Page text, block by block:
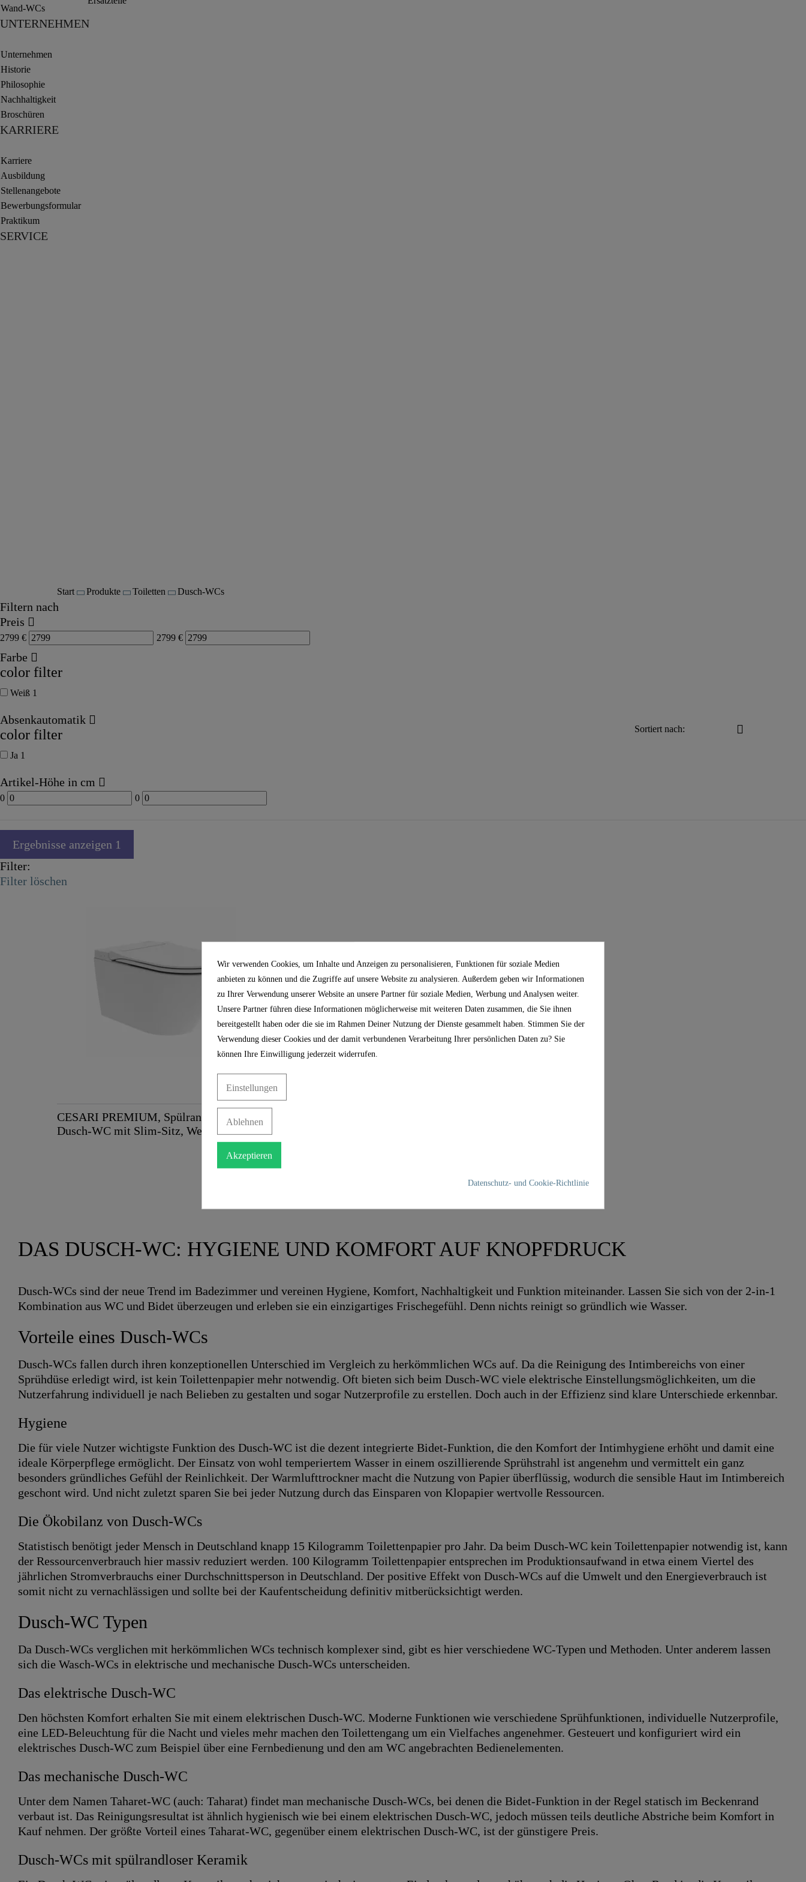
Wand-WCs
UNTERNEHMEN
Unternehmen
Historie
Philosophie
Nachhaltigkeit
Broschüren
KARRIERE
Karriere
Ausbildung
Stellenangebote
Bewerbungsformular
Praktikum
SERVICE
Start Produkte Toiletten Dusch-WCs
Filtern nach
Preis
2799 € 2799 €
Farbe
color filter
Weiß 1
Absenkautomatik
color filter
Ja 1
Artikel-Höhe in cm
0 0
Ergebnisse anzeigen 1
Sortiert nach:
Filter:
Filter löschen
CESARI PREMIUM, Spülrandloses
Dusch-WC mit Slim-Sitz, Weiß
2.799,00 €
DAS DUSCH-WC: HYGIENE UND KOMFORT AUF KNOPFDRUCK
Dusch-WCs sind der neue Trend im Badezimmer und vereinen Hygiene, Komfort, Nachhaltigkeit und Funktion miteinander. Lassen Sie sich von der 2-in-1
Kombination aus WC und Bidet überzeugen und erleben sie ein einzigartiges Frischegefühl. Denn nichts reinigt so gründlich wie Wasser.
Vorteile eines Dusch-WCs
Dusch-WCs fallen durch ihren konzeptionellen Unterschied im Vergleich zu herkömmlichen WCs auf. Da die Reinigung des Intimbereichs von einer
Sprühdüse erledigt wird, ist kein Toilettenpapier mehr notwendig. Oft bieten sich beim Dusch-WC viele elektrische Einstellungsmöglichkeiten, um die
Nutzerfahrung individuell je nach Belieben zu gestalten und sogar Nutzerprofile zu erstellen. Doch auch in der Effizienz sind klare Unterschiede erkennbar.
Hygiene
Die für viele Nutzer wichtigste Funktion des Dusch-WC ist die dezent integrierte Bidet-Funktion, die den Komfort der Intimhygiene erhöht und damit eine
ideale Körperpflege ermöglicht. Der Einsatz von wohl temperiertem Wasser in einem oszillierende Sprühstrahl ist angenehm und vermittelt ein ganz
besonders gründliches Gefühl der Reinlichkeit. Der Warmlufttrockner macht die Nutzung von Papier überflüssig, wodurch die sensible Haut im Intimbereich
geschont wird. Und nicht zuletzt sparen Sie bei jeder Nutzung durch das Einsparen von Klopapier wertvolle Ressourcen.
Die Ökobilanz von Dusch-WCs
Statistisch benötigt jeder Mensch in Deutschland knapp 15 Kilogramm Toilettenpapier pro Jahr. Da beim Dusch-WC kein Toilettenpapier notwendig ist, kann
der Ressourcenverbrauch hier massiv reduziert werden. 100 Kilogramm Toilettenpapier entsprechen im Produktionsaufwand in etwa einem Viertel des
jährlichen Stromverbrauchs einer Durchschnittsperson in Deutschland. Der positive Effekt von Dusch-WCs auf die Umwelt und den Energieverbrauch ist
somit nicht zu vernachlässigen und sollte bei der Kaufentscheidung definitiv mitberücksichtigt werden.
Dusch-WC Typen
Da Dusch-WCs verglichen mit herkömmlichen WCs technisch komplexer sind, gibt es hier verschiedene WC-Typen und Methoden. Unter anderem lassen
sich die Wasch-WCs in elektrische und mechanische Dusch-WCs unterscheiden.
Das elektrische Dusch-WC
Den höchsten Komfort erhalten Sie mit einem elektrischen Dusch-WC. Moderne Funktionen wie verschiedene Sprühfunktionen, individuelle Nutzerprofile,
eine LED-Beleuchtung für die Nacht und vieles mehr machen den Toilettengang um ein Vielfaches angenehmer. Gesteuert und konfiguriert wird ein
elektrisches Dusch-WC zum Beispiel über eine Fernbedienung und den am WC angebrachten Bedienelementen.
Das mechanische Dusch-WC
Unter dem Namen Taharet-WC (auch: Taharat) findet man mechanische Dusch-WCs, bei denen die Bidet-Funktion in der Regel statisch im Beckenrand
verbaut ist. Das Reinigungsresultat ist ähnlich hygienisch wie bei einem elektrischen Dusch-WC, jedoch müssen teils deutliche Abstriche beim Komfort in
Kauf nehmen. Der größte Vorteil eines Taharat-WC, gegenüber einem elektrischen Dusch-WC, ist der günstigere Preis.
Dusch-WCs mit spülrandloser Keramik
Wir verwenden Cookies, um Inhalte und Anzeigen zu personalisieren, Funktionen für soziale Medien
anbieten zu können und die Zugriffe auf unsere Website zu analysieren. Außerdem geben wir Informationen
zu Ihrer Verwendung unserer Website an unsere Partner für soziale Medien, Werbung und Analysen weiter.
Unsere Partner führen diese Informationen möglicherweise mit weiteren Daten zusammen, die Sie ihnen
bereitgestellt haben oder die sie im Rahmen Deiner Nutzung der Dienste gesammelt haben. Stimmen Sie der
Verwendung dieser Cookies und der damit verbundenen Verarbeitung Ihrer persönlichen Daten zu? Sie
können Ihre Einwilligung jederzeit widerrufen.
Einstellungen
Ablehnen
Akzeptieren
Datenschutz- und Cookie-Richtlinie